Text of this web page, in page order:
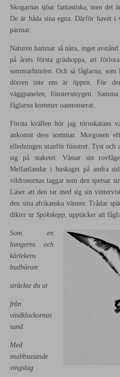
Skogarnas sjöar fantastiska, men det
De är båda sina egna. Därför havet i
pärmar.
Naturen hamnar så nära, inget
på årets första gräshoppa, att
sommarhimlen. Och så fåglarna,
dörren inte ens är öppen. För
väggpanelen, fönstersmygen.
fåglarna kommer oannonserat.
Första kvällen hör jag törnskatans
ankomst dess sommar. Morgonen
elledningen utanför fönstret. Tyst och
sig på staketet. Vässar sin
Mellanlandar i buskaget på andra
vildrosornas taggar som den spetsar
Läser att den tar med sig sin
den sina afrikanska vänner. Trådar
dikter ur Spökskepp , upptäcker att
Som en
hungerns och
kärlekens
budbärare
sträckte du ut
från
vindklockornas
sund.
Med
snabbsusande
vingslag